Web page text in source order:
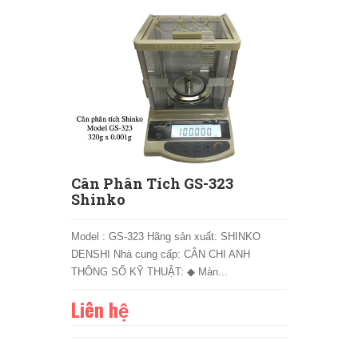
Cân Phân Tích GS-323
Shinko
Model : GS-323 Hãng sản xuất: SHINKO
DENSHI Nhà cung cấp: CÂN CHI ANH
THÔNG SỐ KỸ THUẬT: ◆ Màn...
Liên hệ